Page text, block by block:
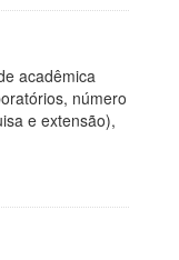
acadêmica
número
e extensão),